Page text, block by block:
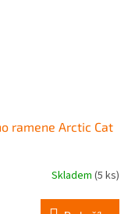
ramene Arctic Cat
Skladem (5 ks)